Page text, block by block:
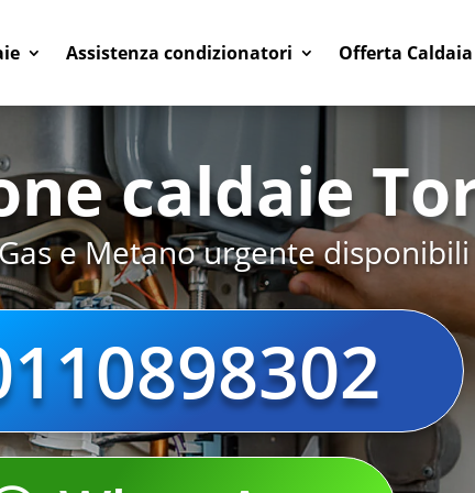
Assistenza condizionatori Offerta
caldaie
e Metano urgente
Riparazione